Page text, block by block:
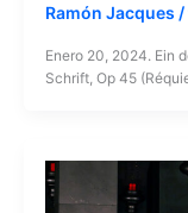
Ramón Jacques /
Enero 20, 2024. Ein
Schrift, Op 45